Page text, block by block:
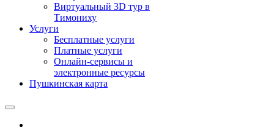
Виртуальный 3D тур в
Тимониху
Услуги
Бесплатные услуги
Платные услуги
Онлайн-сервисы и
электронные ресурсы
Пушкинская карта